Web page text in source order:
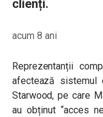
clienți.
acum 8 ani
Reprezentanții
afectează sistemul
Starwood, pe care
au obținut “acces